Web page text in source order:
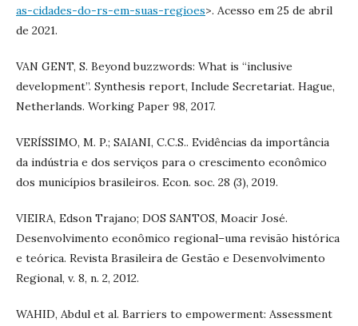
as-cidades-do-rs-em-suas-regioes>. Acesso em 25 de abril
de 2021.
VAN GENT, S. Beyond buzzwords: What is “inclusive
development”. Synthesis report, Include Secretariat. Hague,
Netherlands. Working Paper 98, 2017.
VERÍSSIMO, M. P.; SAIANI, C.C.S.. Evidências da importância
da indústria e dos serviços para o crescimento econômico
dos municípios brasileiros. Econ. soc. 28 (3), 2019.
VIEIRA, Edson Trajano; DOS SANTOS, Moacir José.
Desenvolvimento econômico regional–uma revisão histórica
e teórica. Revista Brasileira de Gestão e Desenvolvimento
Regional, v. 8, n. 2, 2012.
WAHID, Abdul et al. Barriers to empowerment: Assessment